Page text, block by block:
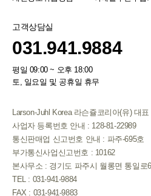
고객상담실
031.941.9884
평일 09:00 ~ 오후 18:00
토, 일요일 및 공휴일 휴무
Larson-Juhl Korea 라슨쥴코리아(유) 대
사업자 등록번호 안내 : 128-81-22989
통신판매업 신고번호 안내 : 파주-695호
부가통신사업신고번호 : 10162
본사무소 : 경기도 파주시 월롱면 통일로
TEL : 031-941-9884
FAX : 031-941-9883